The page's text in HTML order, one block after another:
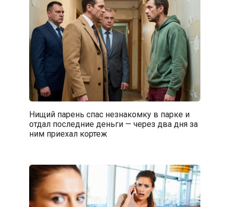
Нищий парень спас незнакомку в парке и
отдал последние деньги — через два дня за
ним приехал кортеж